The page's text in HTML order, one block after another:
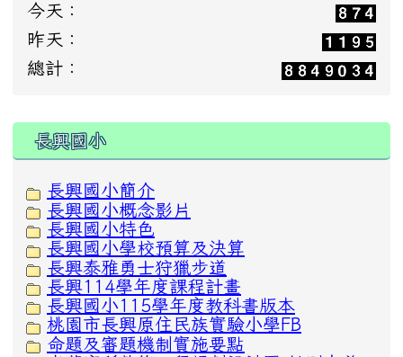
今天：
昨天：
總計：
:::
長興國小
長興國小簡介
長興國小概念影片
長興國小特色
長興國小學校預算及決算
長興泰雅勇士狩獵步道
長興114學年度課程計畫
長興國小115學年度教科書版本
桃園市長興原住民族實驗小學FB
命題及審題機制實施要點